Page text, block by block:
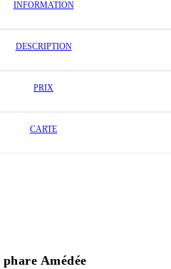
INFORMATION
DESCRIPTION
PRIX
CARTE
Amédée